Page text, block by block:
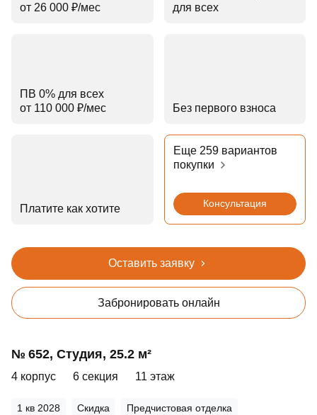
от 26 000 ₽⁠/⁠мес
для всех
ПВ 0% для всех
от 110 000 ₽⁠/⁠мес
Без первого взноса
Платите как хотите
Еще 259 вариантов
покупки
Консультация
Оставить заявку
Забронировать онлайн
№ 652, Студия, 25.2 м²
4 корпус 6 секция 11 этаж
1 кв 2028 Скидка Предчистовая отделка